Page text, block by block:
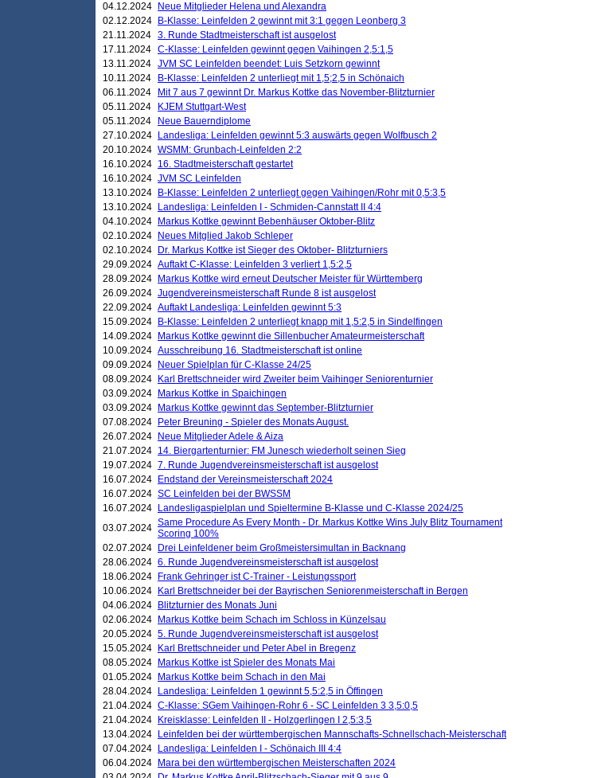
04.12.2024
Neue Mitglieder Helena und Alexandra
02.12.2024
B-Klasse: Leinfelden 2 gewinnt mit 3:1 gegen Leonberg 3
21.11.2024 3. Runde Stadtmeisterschaft ist ausgelost
17.11.2024 C-Klasse: Leinfelden gewinnt gegen Vaihingen 2,5:1,5
13.11.2024 JVM SC Leinfelden beendet: Luis Setzkorn gewinnt
10.11.2024
B-Klasse: Leinfelden 2 unterliegt mit 1,5;2,5 in Schönaich
06.11.2024
Mit 7 aus 7 gewinnt Dr. Markus Kottke das November-Blitzturnier
05.11.2024
KJEM Stuttgart-West
05.11.2024
Neue Bauerndiplome
27.10.2024
Landesliga: Leinfelden gewinnt 5:3 auswärts gegen Wolfbusch 2
20.10.2024 WSMM: Grunbach-Leinfelden 2:2
16.10.2024 16. Stadtmeisterschaft gestartet
16.10.2024 JVM SC Leinfelden
13.10.2024
B-Klasse: Leinfelden 2 unterliegt gegen Vaihingen/Rohr mit 0,5:3,5
13.10.2024
Landesliga: Leinfelden I - Schmiden-Cannstatt II 4:4
04.10.2024
Markus Kottke gewinnt Bebenhäuser Oktober-Blitz
02.10.2024
Neues Mitglied Jakob Schleper
02.10.2024
Dr. Markus Kottke ist Sieger des Oktober- Blitzturniers
29.09.2024 Auftakt C-Klasse: Leinfelden 3 verliert 1,5:2,5
28.09.2024
Markus Kottke wird erneut Deutscher Meister für Württemberg
26.09.2024 Jugendvereinsmeisterschaft Runde 8 ist ausgelost
22.09.2024 Auftakt Landesliga: Leinfelden gewinnt 5:3
15.09.2024
B-Klasse: Leinfelden 2 unterliegt knapp mit 1,5:2,5 in Sindelfingen
14.09.2024
Markus Kottke gewinnt die Sillenbucher Amateurmeisterschaft
10.09.2024 Ausschreibung 16. Stadtmeisterschaft ist online
09.09.2024
Neuer Spielplan für C-Klasse 24/25
08.09.2024
Karl Brettschneider wird Zweiter beim Vaihinger Seniorenturnier
03.09.2024
Markus Kottke in Spaichingen
03.09.2024
Markus Kottke gewinnt das September-Blitzturnier
07.08.2024
Peter Breuning - Spieler des Monats August.
26.07.2024
Neue Mitglieder Adele & Aiza
21.07.2024 14. Biergartenturnier: FM Junesch wiederholt seinen Sieg
19.07.2024 7. Runde Jugendvereinsmeisterschaft ist ausgelost
16.07.2024
Endstand der Vereinsmeisterschaft 2024
16.07.2024 SC Leinfelden bei der BWSSM
16.07.2024
Landesligaspielplan und Spieltermine B-Klasse und C-Klasse 2024/25
03.07.2024 Same Procedure As Every Month - Dr. Markus Kottke Wins July Blitz Tournament
Scoring 100%
02.07.2024
Drei Leinfeldener beim Großmeistersimultan in Backnang
28.06.2024 6. Runde Jugendvereinsmeisterschaft ist ausgelost
18.06.2024
Frank Gehringer ist C-Trainer - Leistungssport
10.06.2024
Karl Brettschneider bei der Bayrischen Seniorenmeisterschaft in Bergen
04.06.2024
Blitzturnier des Monats Juni
02.06.2024
Markus Kottke beim Schach im Schloss in Künzelsau
20.05.2024 5. Runde Jugendvereinsmeisterschaft ist ausgelost
15.05.2024
Karl Brettschneider und Peter Abel in Bregenz
08.05.2024
Markus Kottke ist Spieler des Monats Mai
01.05.2024
Markus Kottke beim Schach in den Mai
28.04.2024
Landesliga: Leinfelden 1 gewinnt 5,5:2,5 in Öffingen
21.04.2024 C-Klasse: SGem Vaihingen-Rohr 6 - SC Leinfelden 3 3,5:0,5
21.04.2024
Kreisklasse: Leinfelden II - Holzgerlingen I 2,5:3,5
13.04.2024
Leinfelden bei der württembergischen Mannschafts-Schnellschach-Meisterschaft
07.04.2024
Landesliga: Leinfelden I - Schönaich III 4:4
06.04.2024
Mara bei den württembergischen Meisterschaften 2024